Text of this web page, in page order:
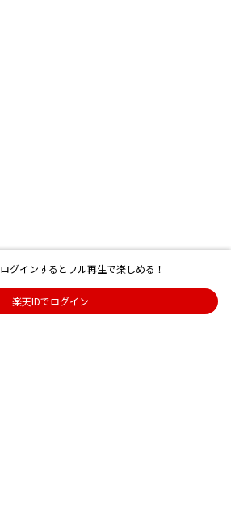
ログインするとフル再生で楽しめる！
楽天IDでログイン